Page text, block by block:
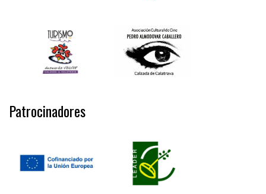
Patrocinadores